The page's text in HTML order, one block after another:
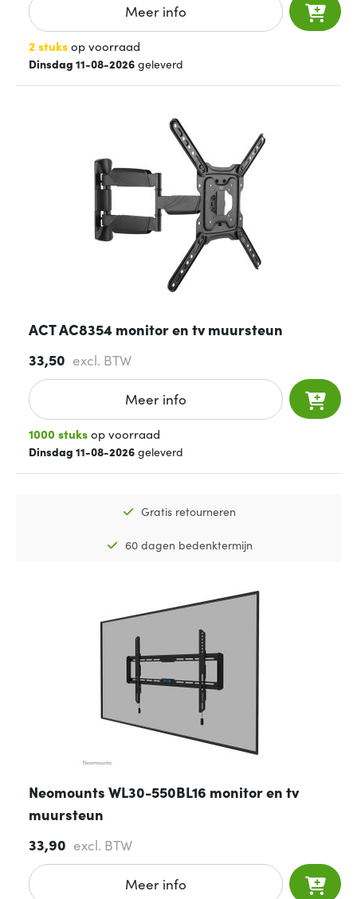
Meer info
2 stuksop voorraad
Dinsdag 11-08-2026 geleverd
ACT AC8354 monitor en tv muursteun
33,50 excl. BTW
Meer info
1000 stuksop voorraad
Dinsdag 11-08-2026 geleverd
Gratis retourneren
60 dagen bedenktermijn
Neomounts WL30-550BL16 monitor en tv
muursteun
33,90 excl. BTW
Meer info